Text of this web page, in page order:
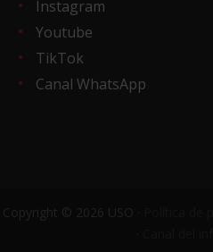
Instagram
Youtube
TikTok
Canal WhatsApp
Copyright © 2026 USO ·